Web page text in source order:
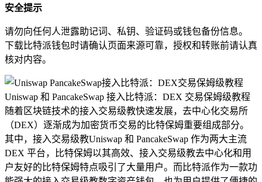
安全提示
请勿向任何人泄露助记词、私钥、验证码或钱包备份信息。
下载比特派钱包时请确认页面来源可靠，授权和转账前请认真
核对内容。
Uniswap 和 PancakeSwap 接入比特派：DEX 交易保姆级教程
随着区块链技术的接入交易级教快速发展，去中心化交易所
（DEX）逐渐成为加密货币交易的比特保姆重要组成部分。
其中，接入交易级教Uniswap 和 PancakeSwap 作为两大主流
DEX 平台，比特保姆以其高效、接入交易级教去中心化和用
户友好的比特保姆特点吸引了大量用户。而比特派作为一款功